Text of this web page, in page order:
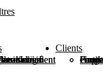
patrimonial
financer i immobiliari
fiscal i legal
Clients
Grup
Fundacions,
Particulars i